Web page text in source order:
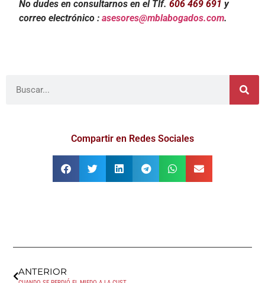
No dudes en consultarnos en el Tlf.606 469 691 y
correo electrónico :asesores@mblabogados.com.
Compartir en Redes Sociales
ANTERIOR